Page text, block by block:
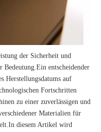
der Sicherheit und
entscheidender
Herstellungsdatums auf
Fortschritten
zu einer zuverlässigen und
Materialien für
diesem Artikel wird